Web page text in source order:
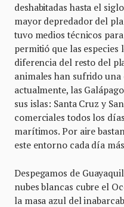
deshabitadas hasta el
mayor depredador del
tuvo medios técnicos
permitió que las especies
diferencia del resto del
animales han sufrido una
actualmente, las
sus islas: Santa Cruz y
comerciales todos los
marítimos. Por aire
este entorno cada día
Despegamos de
nubes blancas cubre el
la masa azul del